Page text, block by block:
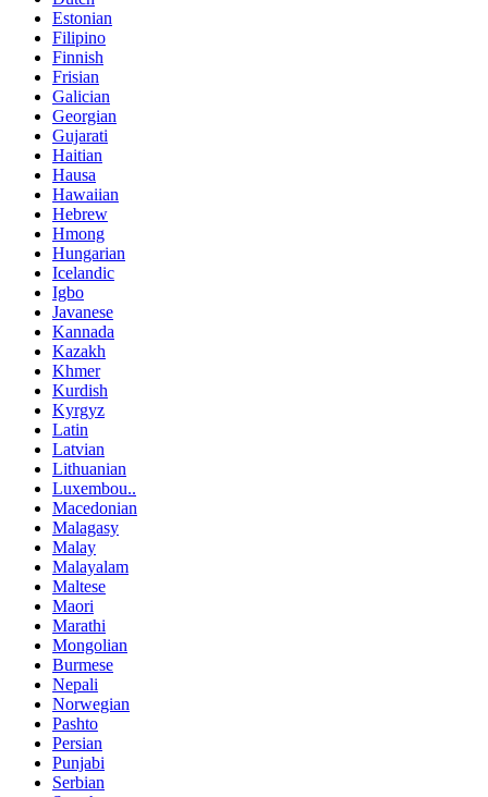
Estonian
Filipino
Finnish
Frisian
Galician
Georgian
Gujarati
Haitian
Hausa
Hawaiian
Hebrew
Hmong
Hungarian
Icelandic
Igbo
Javanese
Kannada
Kazakh
Khmer
Kurdish
Kyrgyz
Latin
Latvian
Lithuanian
Luxembou..
Macedonian
Malagasy
Malay
Malayalam
Maltese
Maori
Marathi
Mongolian
Burmese
Nepali
Norwegian
Pashto
Persian
Punjabi
Serbian